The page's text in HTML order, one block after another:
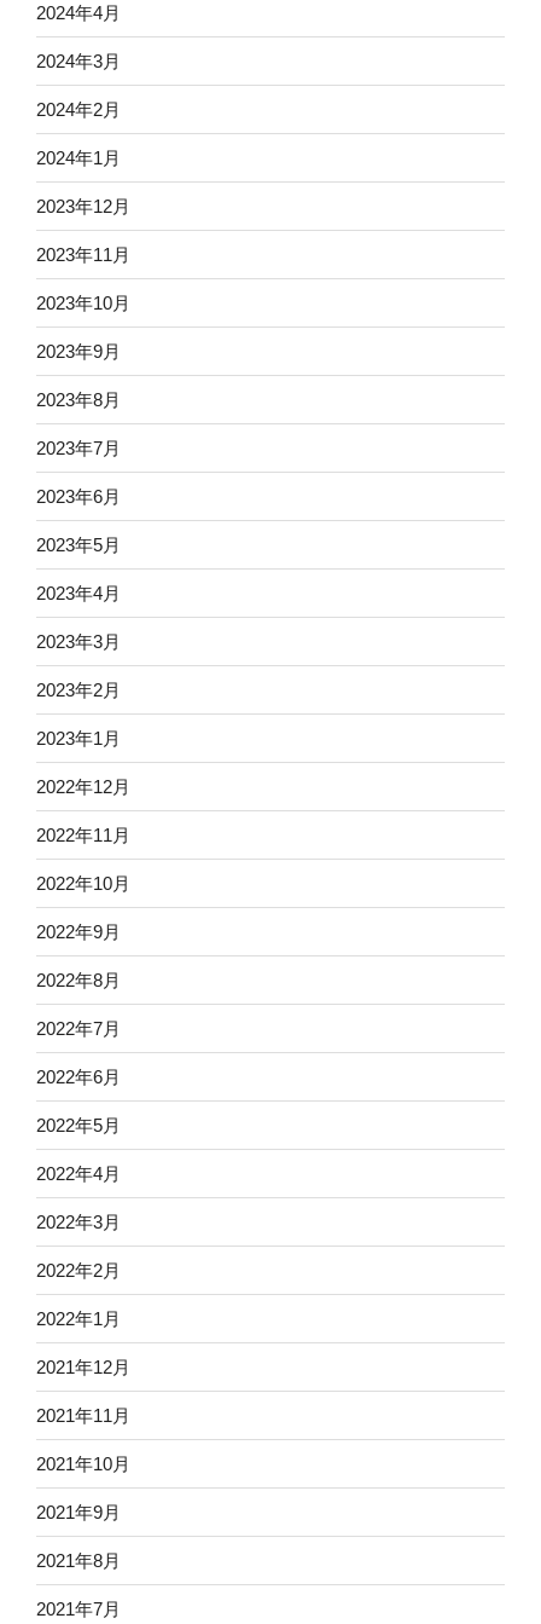
2024年4月
2024年3月
2024年2月
2024年1月
2023年12月
2023年11月
2023年10月
2023年9月
2023年8月
2023年7月
2023年6月
2023年5月
2023年4月
2023年3月
2023年2月
2023年1月
2022年12月
2022年11月
2022年10月
2022年9月
2022年8月
2022年7月
2022年6月
2022年5月
2022年4月
2022年3月
2022年2月
2022年1月
2021年12月
2021年11月
2021年10月
2021年9月
2021年8月
2021年7月